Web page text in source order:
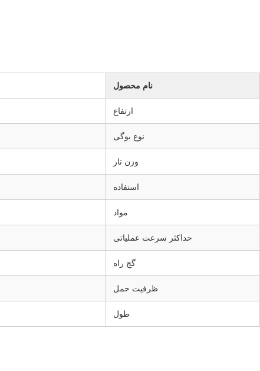
نام محصول
ارتفاع
نوع بوگی
وزن تار
استفاده
مواد
حداکثر سرعت عملیاتی
گج راه
ظرفیت حمل
طول